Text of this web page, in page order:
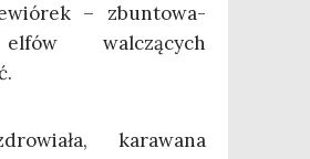
– zbun­to­wa­
wal­czą­cych
kara­wa­na